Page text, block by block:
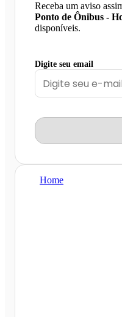
Receba um aviso
Ponto de Ônibus -
disponíveis.
Digite seu email
Home